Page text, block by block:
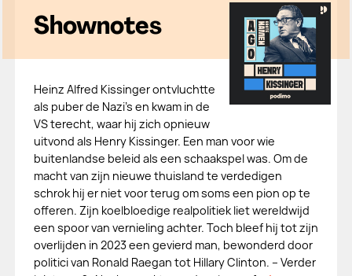
Shownotes
Heinz Alfred Kissinger ontvluchtte
als puber de Nazi’s en kwam in de
VS terecht, waar hij zich opnieuw
uitvond als Henry Kissinger. Een man voor wie
buitenlandse beleid als een schaakspel was. Om de
macht van zijn nieuwe thuisland te verdedigen
schrok hij er niet voor terug om soms een pion op te
offeren. Zijn koelbloedige realpolitiek liet wereldwijd
een spoor van vernieling achter. Toch bleef hij tot zijn
overlijden in 2023 een gevierd man, bewonderd door
politici van Ronald Raegan tot Hillary Clinton. – Verder